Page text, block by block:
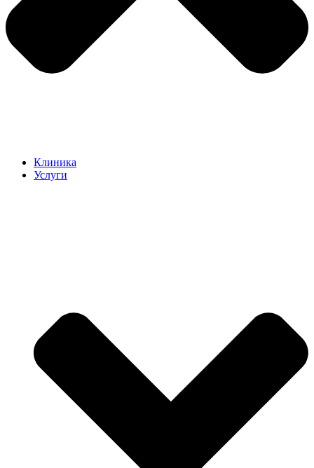
Клиника
Услуги